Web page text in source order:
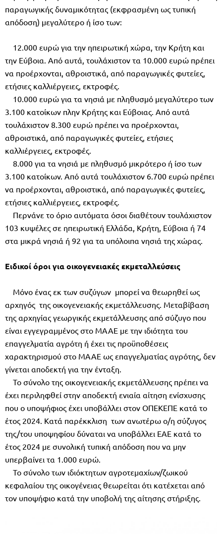
παραγωγικής δυναµικότητας (εκφρασµένη ως τυπική
απόδοση) µεγαλύτερο ή ίσο των:
12.000 ευρώ για την ηπειρωτική χώρα, την Κρήτη και
την Εύβοια. Από αυτά, τουλάχιστον τα 10.000 ευρώ πρέπει
να προέρχονται, αθροιστικά, από παραγωγικές φυτείες,
ετήσιες καλλιέργειες, εκτροφές.
10.000 ευρώ για τα νησιά µε πληθυσµό µεγαλύτερο των
3.100 κατοίκων πλην Κρήτης και Εύβοιας. Από αυτά
τουλάχιστον 8.300 ευρώ πρέπει να προέρχονται,
αθροιστικά, από παραγωγικές φυτείες, ετήσιες
καλλιέργειες, εκτροφές.
8.000 για τα νησιά µε πληθυσµό µικρότερο ή ίσο των
3.100 κατοίκων. Από αυτά τουλάχιστον 6.700 ευρώ πρέπει
να προέρχονται, αθροιστικά, από παραγωγικές φυτείες,
ετήσιες καλλιέργειες, εκτροφές.
Περνάνε το όριο αυτόµατα όσοι διαθέτουν τουλάχιστον
103 κυψέλες σε ηπειρωτική Ελλάδα, Κρήτη, Εύβοια ή 74
στα µικρά νησιά ή 92 για τα υπόλοιπα νησιά της χώρας.
Ειδικοί όροι για οικογενειακές εκµεταλλεύσεις
Μόνο ένας εκ των συζύγων µπορεί να θεωρηθεί ως
αρχηγός της οικογενειακής εκµετάλλευσης. Μεταβίβαση
της αρχηγίας γεωργικής εκµετάλλευσης από σύζυγο που
είναι εγγεγραµµένος στο ΜΑΑΕ µε την ιδιότητα του
επαγγελµατία αγρότη ή έχει τις προϋποθέσεις
χαρακτηρισµού στο ΜΑΑΕ ως επαγγελµατίας αγρότης, δεν
γίνεται αποδεκτή για την ένταξη.
Το σύνολο της οικογενειακής εκµετάλλευσης πρέπει να
έχει περιληφθεί στην αποδεκτή ενιαία αίτηση ενίσχυσης
που ο υποψήφιος έχει υποβάλλει στον ΟΠΕΚΕΠΕ κατά το
έτος 2024. Κατά παρέκκλιση των ανωτέρω ο/η σύζυγος
της/του υποψηφίου δύναται να υποβάλλει ΕΑΕ κατά το
έτος 2024 µε συνολική τυπική απόδοση που να µην
υπερβαίνει τα 1.000 ευρώ.
Το σύνολο των ιδιόκτητων αγροτεµαχίων/ζωικού
κεφαλαίου της οικογένειας θεωρείται ότι κατέχεται από
τον υποψήφιο κατά την υποβολή της αίτησης στήριξης.